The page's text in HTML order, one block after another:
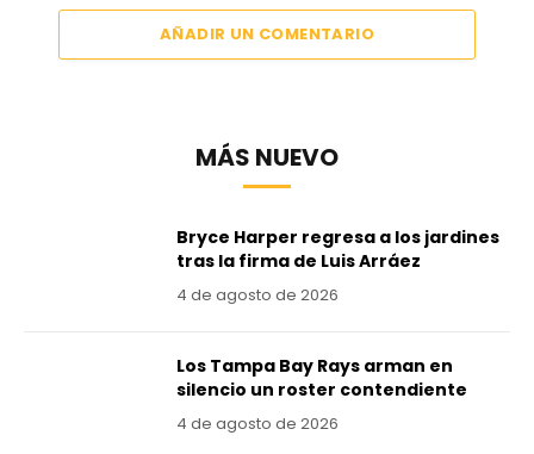
AÑADIR UN COMENTARIO
MÁS NUEVO
Bryce Harper regresa a los jardines
tras la firma de Luis Arráez
4 de agosto de 2026
Los Tampa Bay Rays arman en
silencio un roster contendiente
4 de agosto de 2026